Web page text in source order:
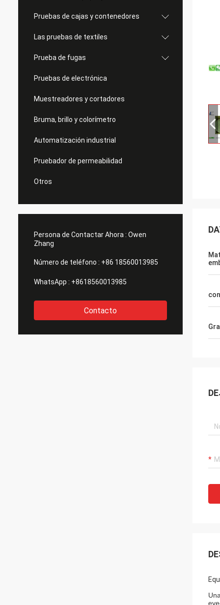
Pruebas de cajas y contenedores
Las pruebas de textiles
Prueba de fugas
Pruebas de electrónica
Muestreadores y cortadores
Bruma, brillo y colorímetro
Automatización industrial
Pruebador de permeabilidad
Otros
Persona de Contactar Ahora : Owen
Zhang
Número de teléfono : +86 18560013985
WhatsApp : +8618560013985
Contacto